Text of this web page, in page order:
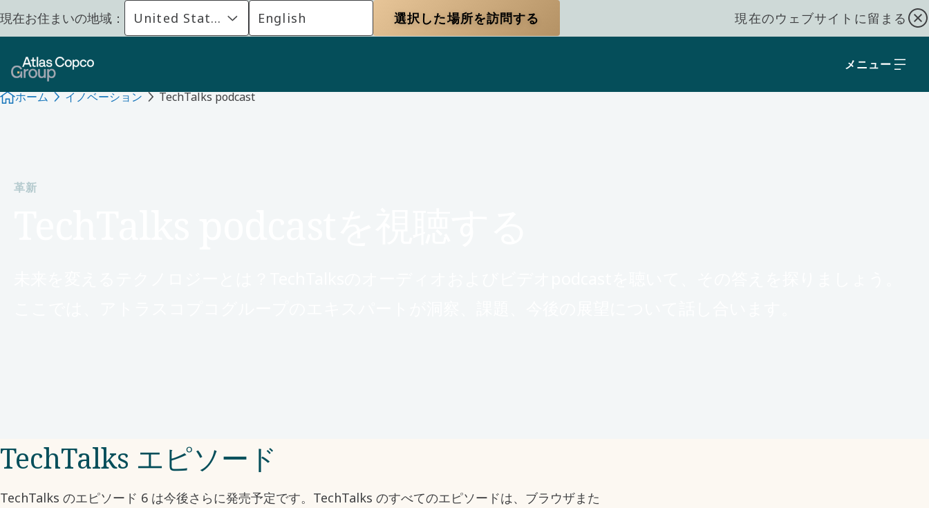
現在お住まいの地域： United States English 選択した場所を訪問する 現在のウェブサイトに留まる
メニュー
ホーム イノベーション TechTalks podcast
革新
TechTalks エピソード
TechTalks のエピソード 6 は今後さらに発売予定です。TechTalks のすべてのエピソードは、ブラウザまた